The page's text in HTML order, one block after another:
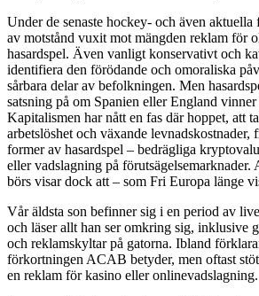
Under de senaste hockey- och även
av motstånd vuxit mot mängden reklam för
hasardspel. Även vanligt konservativt och
identifiera den förödande och omoraliska
sårbara delar av befolkningen. Men
satsning på om Spanien eller England vinner
Kapitalismen har nått en fas där hoppet, att
arbetslöshet och växande levnadskostnader,
former av hasardspel – bedrägliga
eller vadslagning på förutsägelsemarknader.
börs visar dock att – som Fri Europa länge
Vår äldsta son befinner sig i en period av
och läser allt han ser omkring sig, inklusive
och reklamskyltar på gatorna. Ibland
förkortningen ACAB betyder, men oftast
en reklam för kasino eller onlinevadslagning.